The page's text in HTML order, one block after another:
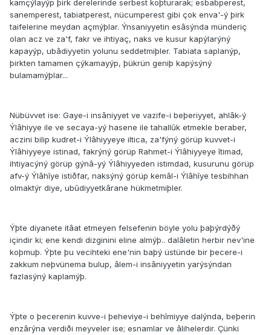
kamçýlayýp þirk derelerinde serbest koþturarak; esbabperest,
sanemperest, tabiatperest, nücumperest gibi çok enva'-ý þirk
taifelerine meydan açmýþlar. Ýnsaniyyetin esâsýnda münderiç
olan acz ve za'f, fakr ve ihtiyaç, naks ve kusur kapýlarýný
kapayýp, ubâdiyyetin yolunu seddetmiþler. Tabiata saplanýp,
þirkten tamamen çýkamayýp, þükrün geniþ kapýsýný
bulamamýþlar...
Nübüvvet ise: Gaye-i insâniyyet ve vazife-i beþeriyyet, ahlâk-ý
Ýlâhiyye ile ve secaya-yý hasene ile tahallûk etmekle beraber,
aczini bilip kudret-i Ýlâhiyyeye iltica, za'fýný görüp kuvvet-i
Ýlâhiyyeye istinad, fakrýný görüp Rahmet-i Ýlâhiyyeye îtimad,
ihtiyacýný görüp gýnâ-yý Ýlâhiyyeden istimdad, kusurunu görüp
afv-ý Ýlâhîye istiðfar, naksýný görüp kemâl-i Ýlâhîye tesbihhan
olmaktýr diye, ubûdiyyetkârane hükmetmiþler.
Ýþte diyanete itâat etmeyen felsefenin böyle yolu þaþýrdýðý
içindir ki; ene kendi dizginini eline almýþ.. dalâletin herbir nev'ine
koþmuþ. Ýþte þu vecihteki ene'nin baþý üstünde bir þecere-i
zakkum neþvünema bulup, âlem-i insâniyyetin yarýsýndan
fazlasýný kaplamýþ.
Ýþte o þecerenin kuvve-i þeheviye-i behîmiyye dalýnda, beþerin
enzârýna verdiði meyveler ise; esnamlar ve âlihelerdir. Çünki